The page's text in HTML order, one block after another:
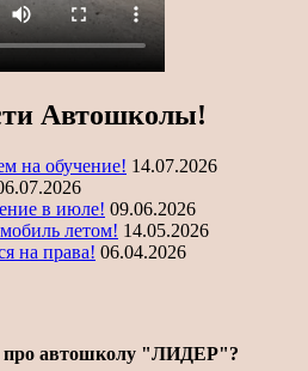
Автошколы!
на обучение! 14.07.2026
в июле! 09.06.2026
летом! 14.05.2026
на права! 06.04.2026
про автошколу "ЛИДЕР"?